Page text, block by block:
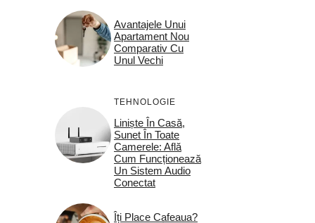
Avantajele Unui
Apartament Nou
Comparativ Cu
Unul Vechi
TEHNOLOGIE
Liniște În Casă,
Sunet În Toate
Camerele: Află
Cum Funcționează
Un Sistem Audio
Conectat
Îți Place Cafeaua?